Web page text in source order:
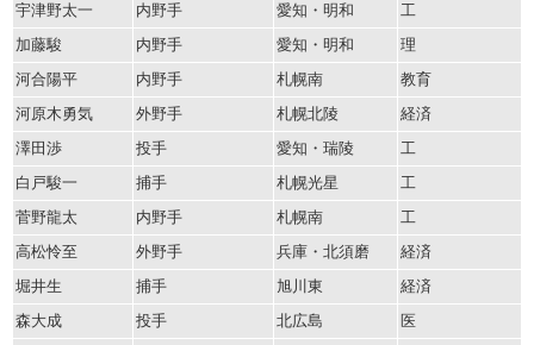
宇津野太一
内野手 愛知・明和
工
加藤駿
内野手 愛知・明和
理
河合陽平
内野手 札幌南
教育
河原木勇気
外野手 札幌北陵
経済
澤田渉
投手 愛知・瑞陵
工
白戸駿一
捕手 札幌光星
工
菅野龍太
内野手 札幌南
工
高松怜至
外野手 兵庫・北須磨
経済
堀井生
捕手 旭川東
経済
森大成
投手 北広島
医